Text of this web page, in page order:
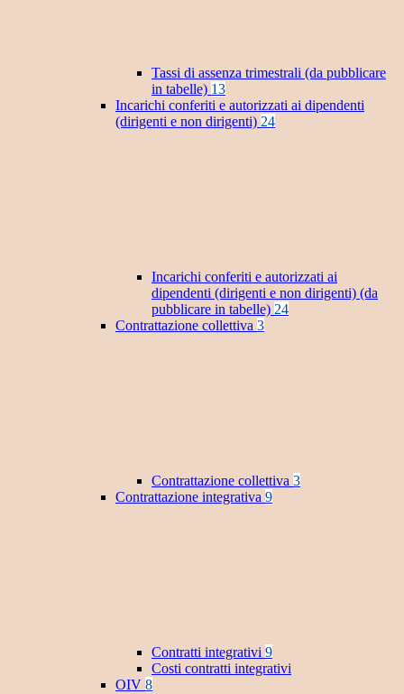
Tassi di assenza trimestrali (da pubblicare
in tabelle) 13
Incarichi conferiti e autorizzati ai dipendenti
(dirigenti e non dirigenti) 24
Incarichi conferiti e autorizzati ai
dipendenti (dirigenti e non dirigenti) (da
pubblicare in tabelle) 24
Contrattazione collettiva 3
Contrattazione collettiva 3
Contrattazione integrativa 9
Contratti integrativi 9
Costi contratti integrativi
OIV 8